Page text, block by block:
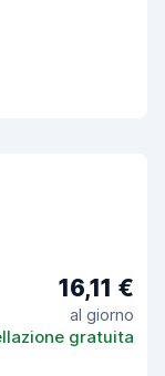
16,11 €
al giorno
gratuita